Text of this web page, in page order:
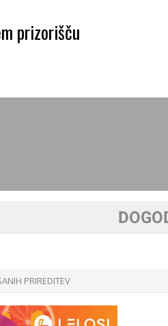
prizorišču
PRIREDITEV